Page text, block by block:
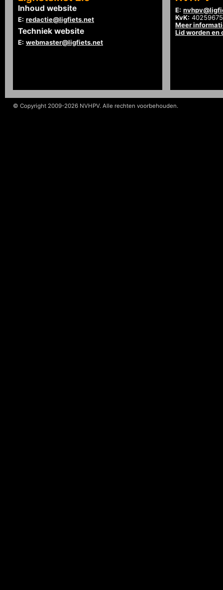
Inhoud website
E: redactie@ligfiets.net
Techniek website
E: webmaster@ligfiets.net
E:
KvK: 40259675
Meer
Lid worden en
© Copyright 2009-2026 NVHPV. Alle rechten voorbehouden.